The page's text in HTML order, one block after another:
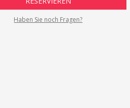
Haben Sie noch Fragen?